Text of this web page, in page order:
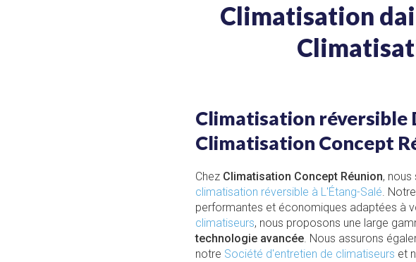
Climatisation
Climatisation réversible
Climatisation Concept
Chez Climatisation Concept Réunion,
climatisation réversible à L'Étang-Salé.
performantes et économiques adaptées à
climatiseurs, nous proposons une large
technologie avancée. Nous assurons
notre Société d'entretien de climatiseurs et